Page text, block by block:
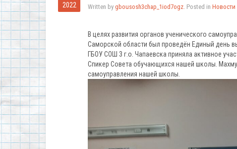
2022 Written by gbousosh3chap_1iod7ogz. Posted in Новости
В целях развития органов ученического
Саморской области был проведён Единый день
ГБОУ СОШ 3 г.о. Чапаевска приняла активное
Спикер Совета обучающихся нашей школы.
самоуправления нашей школы.